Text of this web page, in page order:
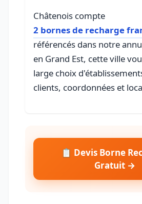
Châtenois compte
2 bornes de recharge
référencés dans notre
en Grand Est, cette ville
large choix
clients, coordonnées et
📋 Devis Borne
Gratuit →